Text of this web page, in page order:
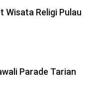
Wisata Religi Pulau
Parade Tarian